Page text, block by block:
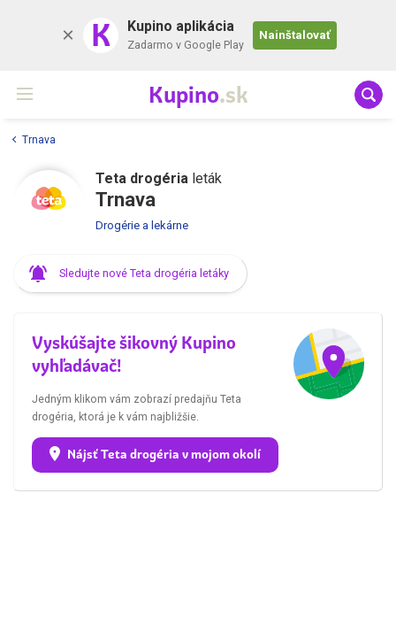
K Kupino aplikácia
Zadarmo v Google Play
Nainštalovať
Kupino.sk
Trnava
Teta drogéria leták
Trnava
Drogérie a lekárne
Sledujte nové Teta drogéria letáky
Vyskúšajte šikovný Kupino
vyhľadávač!
Jedným klikom vám zobrazí predajňu Teta
drogéria, ktorá je k vám najbližšie.
Nájsť Teta drogéria v mojom okolí